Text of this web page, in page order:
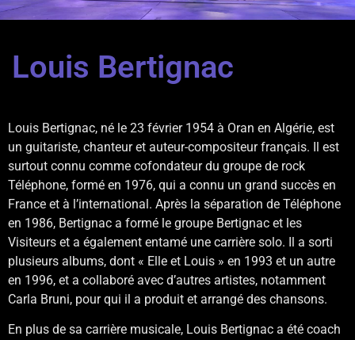
Louis Bertignac 2025
Louis Bertignac
Louis Bertignac, né le 23 février 1954 à Oran en Algérie, est
un guitariste, chanteur et auteur-compositeur français. Il est
surtout connu comme cofondateur du groupe de rock
Téléphone, formé en 1976, qui a connu un grand succès en
France et à l’international. Après la séparation de Téléphone
en 1986, Bertignac a formé le groupe Bertignac et les
Visiteurs et a également entamé une carrière solo. Il a sorti
plusieurs albums, dont « Elle et Louis » en 1993 et un autre
en 1996, et a collaboré avec d’autres artistes, notamment
Carla Bruni, pour qui il a produit et arrangé des chansons.
En plus de sa carrière musicale, Louis Bertignac a été coach